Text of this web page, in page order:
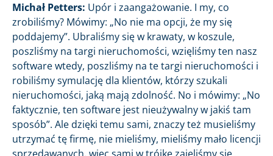
Michał Petters: Upór i zaangażowanie. I my, co
zrobiliśmy? Mówimy: „No nie ma opcji, że my się
poddajemy”. Ubraliśmy się w krawaty, w koszule,
poszliśmy na targi nieruchomości, wzięliśmy ten nasz
software wtedy, poszliśmy na te targi nieruchomości i
robiliśmy symulację dla klientów, którzy szukali
nieruchomości, jaką mają zdolność. No i mówimy: „No
faktycznie, ten software jest nieużywalny w jakiś tam
sposób”. Ale dzięki temu sami, znaczy też musieliśmy
utrzymać tę firmę, nie mieliśmy, mieliśmy mało licencji